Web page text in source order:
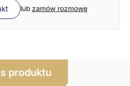
lub zamów rozmowę
produktu